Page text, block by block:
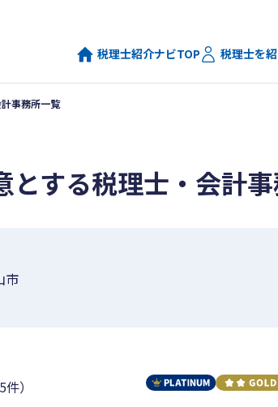
税理士紹介ナビTOP 税理士を
事務所一覧
する税理士・会計
市
）